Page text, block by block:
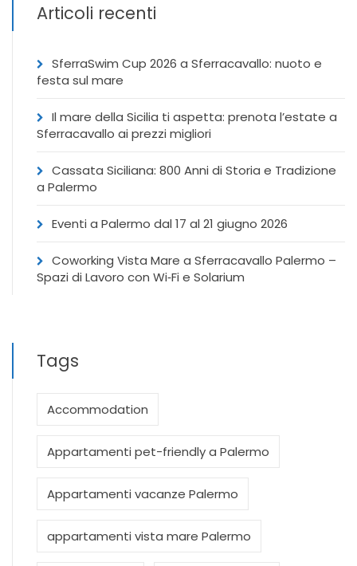
Articoli recenti
SferraSwim Cup 2026 a Sferracavallo: nuoto e
festa sul mare
Il mare della Sicilia ti aspetta: prenota l’estate a
Sferracavallo ai prezzi migliori
Cassata Siciliana: 800 Anni di Storia e Tradizione
a Palermo
Eventi a Palermo dal 17 al 21 giugno 2026
Coworking Vista Mare a Sferracavallo Palermo –
Spazi di Lavoro con Wi‑Fi e Solarium
Tags
Accommodation
Appartamenti pet-friendly a Palermo
Appartamenti vacanze Palermo
appartamenti vista mare Palermo